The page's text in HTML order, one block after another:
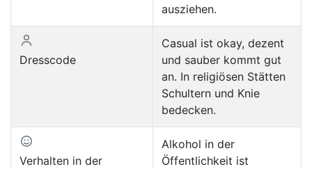
ausziehen.
Dresscode
Casual ist okay, dezent
und sauber kommt gut
an. In religiösen Stätten
Schultern und Knie
bedecken.
Verhalten in der
Alkohol in der
Öffentlichkeit ist